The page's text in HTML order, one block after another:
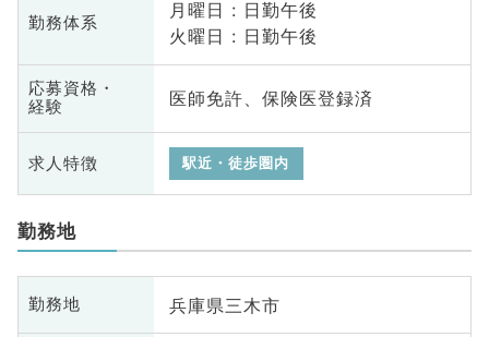
勤務体系
月曜日 : 日勤午後
火曜日 : 日勤午後
応募資格・
経験
医師免許、保険医登録済
求人特徴 駅近・徒歩圏内
勤務地
勤務地 兵庫県三木市